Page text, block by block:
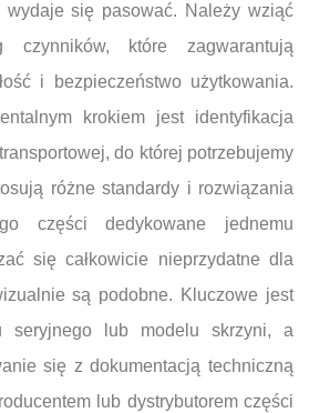
wydaje się pasować. Należy wziąć
które zagwarantują
i bezpieczeństwo użytkowania.
krokiem jest identyfikacja
do której potrzebujemy
różne standardy i rozwiązania
części dedykowane jednemu
się całkowicie nieprzydatne dla
są podobne. Kluczowe jest
seryjnego lub modelu skrzyni, a
się z dokumentacją techniczną
lub dystrybutorem części